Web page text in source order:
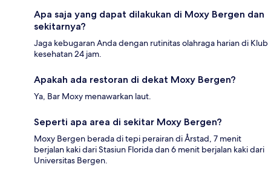
Apa saja yang dapat dilakukan di Moxy Bergen dan
sekitarnya?
Jaga kebugaran Anda dengan rutinitas olahraga harian di Klub
kesehatan 24 jam.
Apakah ada restoran di dekat Moxy Bergen?
Ya, Bar Moxy menawarkan laut.
Seperti apa area di sekitar Moxy Bergen?
Moxy Bergen berada di tepi perairan di Årstad, 7 menit
berjalan kaki dari Stasiun Florida dan 6 menit berjalan kaki dari
Universitas Bergen.